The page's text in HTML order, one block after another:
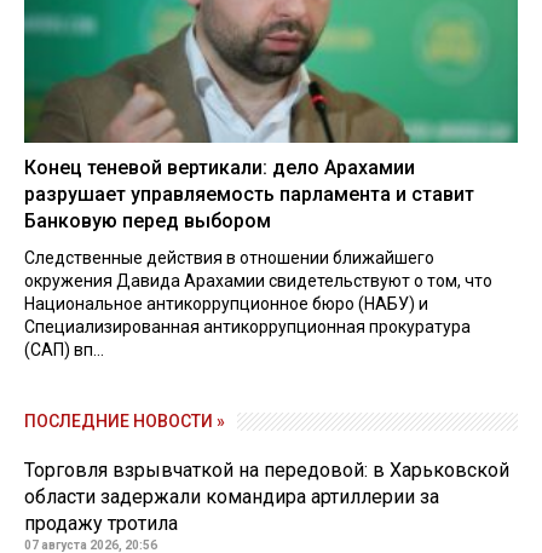
Конец теневой вертикали: дело Арахамии
разрушает управляемость парламента и ставит
Банковую перед выбором
Следственные действия в отношении ближайшего
окружения Давида Арахамии свидетельствуют о том, что
Национальное антикоррупционное бюро (НАБУ) и
Специализированная антикоррупционная прокуратура
(САП) вп...
ПОСЛЕДНИЕ НОВОСТИ »
Торговля взрывчаткой на передовой: в Харьковской
области задержали командира артиллерии за
продажу тротила
07 августа 2026, 20:56